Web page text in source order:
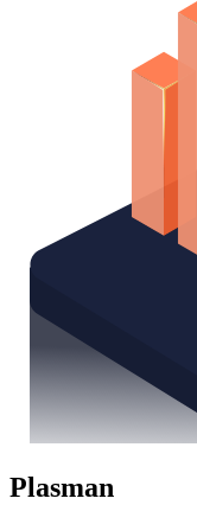
Plasman